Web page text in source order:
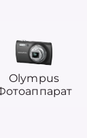
Olympus